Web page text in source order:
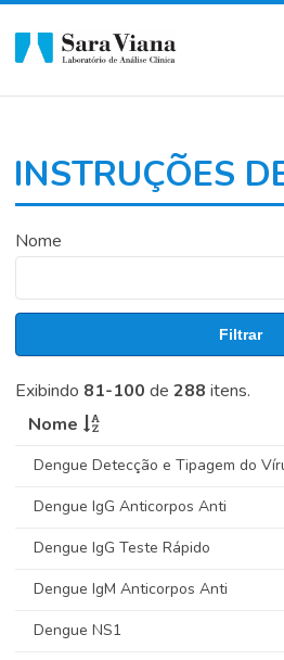
INSTRUÇÕES
Nome
Filtrar
Exibindo 81-100 de288 itens.
Nome
Dengue Detecção e Tipagem do
Dengue IgG Anticorpos Anti
Dengue IgG Teste Rápido
Dengue IgM Anticorpos Anti
Dengue NS1